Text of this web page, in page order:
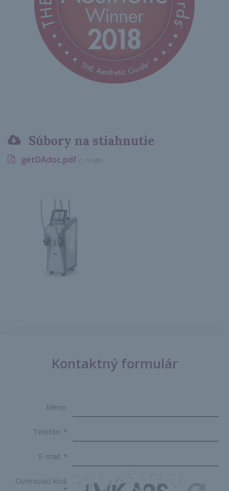
Súbory na stiahnutie
getDAdoc.pdf (1,75 MB)
Kontaktný formulár
Meno:
Telefón: *
E-mail: *
Overovací kód: